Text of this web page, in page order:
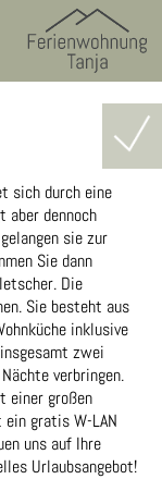
sich durch eine
aber dennoch
sie zur
Sie dann
Die
Sie besteht aus
inklusive
insgesamt zwei
verbringen.
einer großen
gratis W-LAN
uns auf Ihre
Urlaubsangebot!